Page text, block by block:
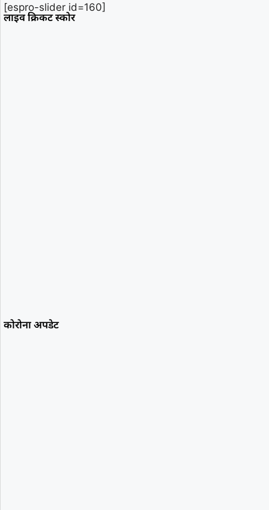
[espro-slider id=160]
लाइव क्रिकट स्कोर
कोरोना अपडेट